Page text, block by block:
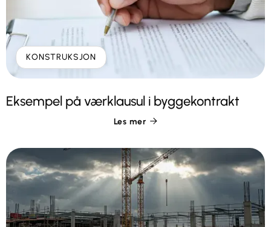
KONSTRUKSJON
Eksempel på værklausul i byggekontrakt
Les mer 